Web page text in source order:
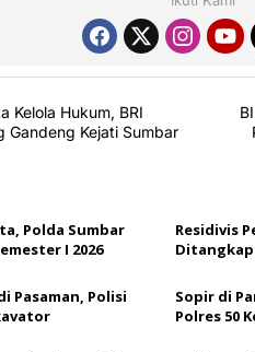
Kelola Hukum, BRI
Gandeng Kejati Sumbar
Polda Sumbar
I 2026
Residivis
Ditangkap
Pasaman, Polisi
Sopir di
Polres 50